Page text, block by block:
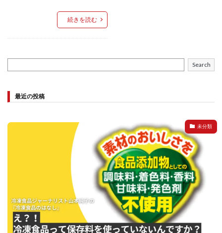
続きを読む
Search
最近の投稿
未分類